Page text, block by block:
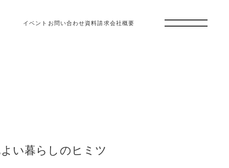
イベント お問い合わせ資料請求会社概要
い暮らしのヒミツ